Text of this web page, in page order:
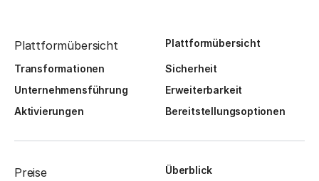
Plattformübersicht Plattformübersicht
Transformationen
Sicherheit
Unternehmensführung
Erweiterbarkeit
Aktivierungen
Bereitstellungsoptionen
Preise Überblick